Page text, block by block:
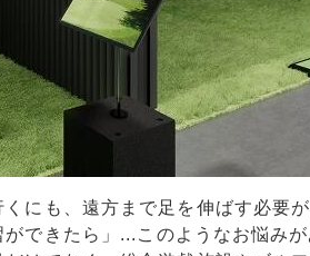
くにも、遠方まで足を伸ばす必要
ができたら」...このようなお悩み